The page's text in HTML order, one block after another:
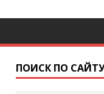
ПОИСК ПО